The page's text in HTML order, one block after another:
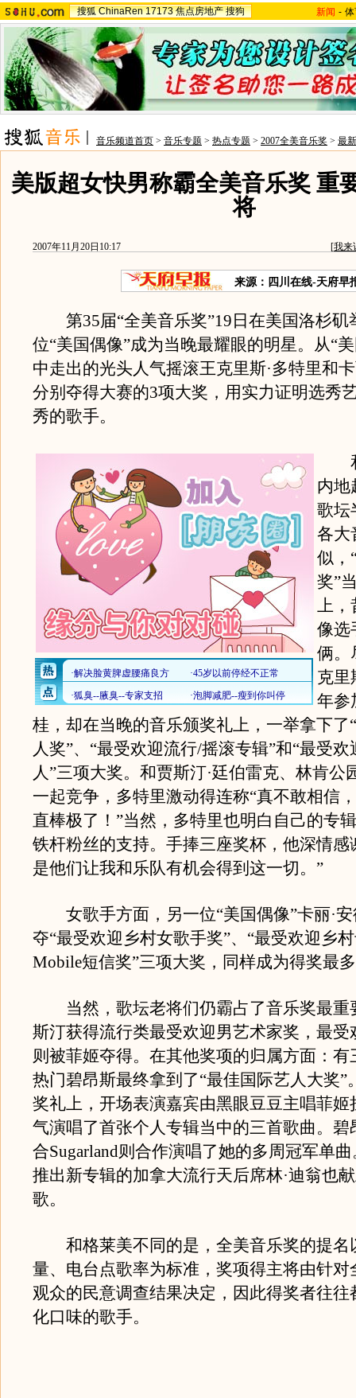
搜狐 ChinaRen 17173 焦点房地产 搜狗 新闻 -
音乐频道首页 > 音乐专题 > 热点专题 > 2007全美音乐奖 > 最
美版超女快男称霸全美音乐奖 重
将
2007年11月20日10:17 [我来
来源：四川在线-天府早
第35届“全美音乐奖”19日在美国洛杉矶
位“美国偶像”成为当晚最耀眼的明星。从“
中走出的光头人气摇滚王克里斯·多特里和
分别夺得大赛的3项大奖，用实力证明选秀
秀的歌手。
和
内地
歌坛
各大
似，
奖”
上，
像选
俩。
克里
年参
桂，却在当晚的音乐颁奖礼上，一举拿下了
人奖”、“最受欢迎流行/摇滚专辑”和“最受
人”三项大奖。和贾斯汀·廷伯雷克、林肯公
一起竞争，多特里激动得连称“真不敢相信
直棒极了！”当然，多特里也明白自己的专
铁杆粉丝的支持。手捧三座奖杯，他深情感
是他们让我和乐队有机会得到这一切。”
女歌手方面，另一位“美国偶像”卡丽·安
夺“最受欢迎乡村女歌手奖”、“最受欢迎乡
Mobile短信奖”三项大奖，同样成为得奖最
当然，歌坛老将们仍霸占了音乐奖最重
斯汀获得流行类最受欢迎男艺术家奖，最受
则被菲姬夺得。在其他奖项的归属方面：有
热门碧昂斯最终拿到了“最佳国际艺人大奖”
奖礼上，开场表演嘉宾由黑眼豆豆主唱菲姬
气演唱了首张个人专辑当中的三首歌曲。碧
合Sugarland则合作演唱了她的多周冠军单
推出新专辑的加拿大流行天后席林·迪翁也
歌。
和格莱美不同的是，全美音乐奖的提名
量、电台点歌率为标准，奖项得主将由针对
观众的民意调查结果决定，因此得奖者往往
化口味的歌手。